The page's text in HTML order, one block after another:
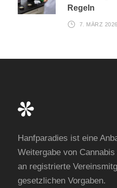
Regeln
7. MÄRZ 2026
Hanfparadies ist eine
Weitergabe von
an registrierte
gesetzlichen Vorgaben.